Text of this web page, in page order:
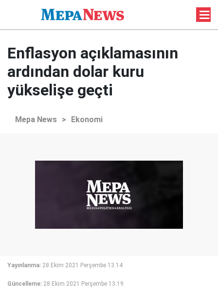
Enflasyon açıklamasının
ardından dolar kuru
yükselişe geçti
Mepa News > Ekonomi
Yayınlanma: 28 Ekim 2021 Perşembe 13:14
Güncelleme: 28 Ekim 2021 Perşembe 13:19